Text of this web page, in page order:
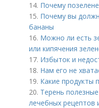
14. Почему
15. Почему вы
бананы
16. Можно ли есть
или кипячения
17. Избыток и
18. Нам его не
19. Какие продукты
20. Терень
лечебных рецептов